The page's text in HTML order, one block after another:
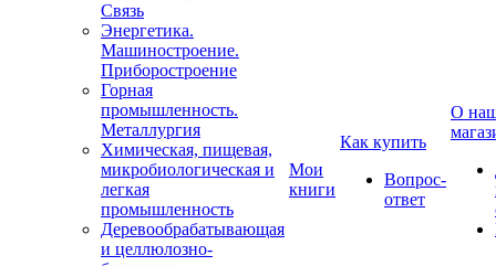
Связь
Энергетика.
Машиностроение.
Приборостроение
Горная
промышленность.
Металлургия
Химическая, пищевая,
микробиологическая и
легкая
промышленность
Деревообрабатывающая
и целлюлозно-
Мои
книги
Как купить
Вопрос-
ответ
О